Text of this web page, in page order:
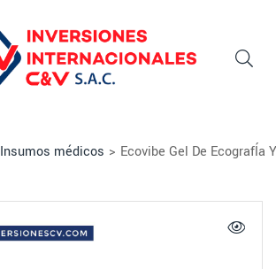
Insumos médicos > Ecovibe Gel De EcografÍa